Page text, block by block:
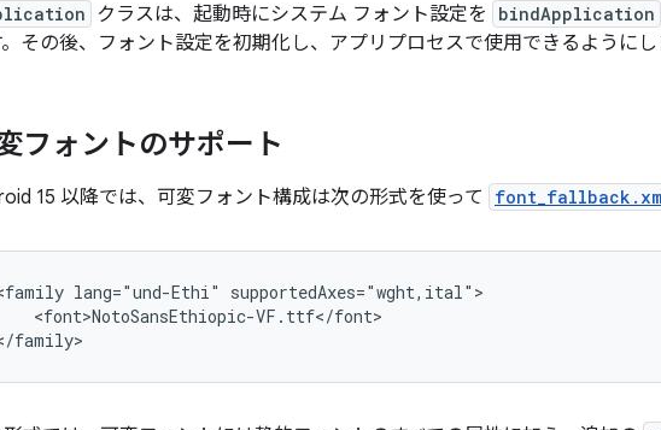
クラスは、起動時にシステム フォント設定を bindApplication
。その後、フォント設定を初期化し、アプリプロセスで使用できるようにし
フォントのサポート
15 以降では、可変フォント構成は次の形式を使って
lang="und-Ethi" supportedAxes="wght,ital">
<font>NotoSansEthiopic-VF.ttf</font>